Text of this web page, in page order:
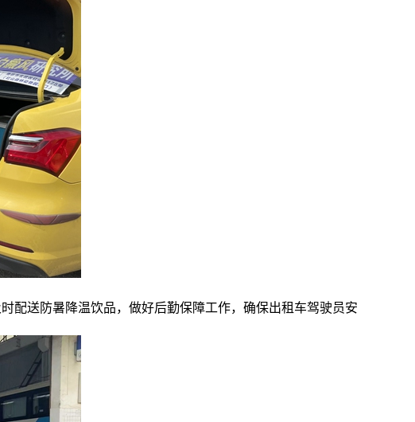
配送防暑降温饮品，做好后勤保障工作，确保出租车驾驶员安